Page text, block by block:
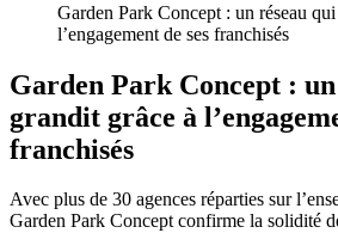
Garden Park Concept : un réseau
l’engagement de ses franchisés
Garden Park Concept :
grandit grâce à
franchisés
Avec plus de 30 agences réparties sur
Garden Park Concept confirme la solidité